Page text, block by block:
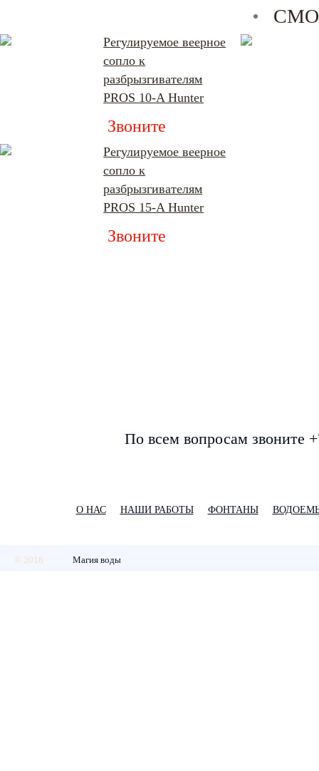
Регулируемое веерное
сопло к
разбрызгивателям
PROS 10-A Hunter
Звоните
Регулируемое веерное
сопло к
разбрызгивателям
PROS 15-A Hunter
Звоните
По всем вопросам звоните
О НАС НАШИ РАБОТЫ ФОНТАНЫ
© 2018 Магия воды